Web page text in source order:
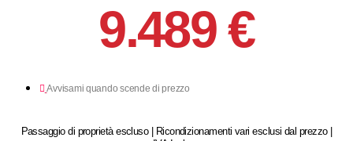
9.489 €
Avvisami quando scende di prezzo
Passaggio di proprietà escluso | Ricondizionamenti vari esclusi dal prezzo |